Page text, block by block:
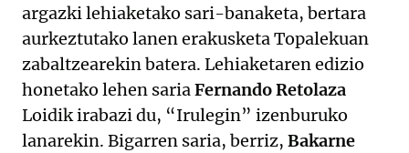
argazki lehiaketako sari-banaketa, bertara
aurkeztutako lanen erakusketa Topalekuan
zabaltzearekin batera. Lehiaketaren edizio
honetako lehen sariaFernando Retolaza
Loidik irabazi du, “Irulegin” izenburuko
lanarekin. Bigarren saria, berriz, Bakarne